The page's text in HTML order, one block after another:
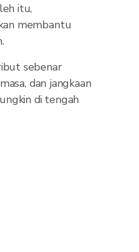
itu,
membantu
sebenar
dan jangkaan
di tengah